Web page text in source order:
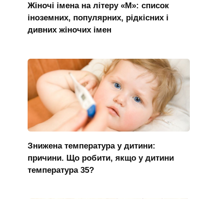
Жіночі імена на літеру «М»: список
іноземних, популярних, рідкісних і
дивних жіночих імен
Знижена температура у дитини:
причини. Що робити, якщо у дитини
температура 35?